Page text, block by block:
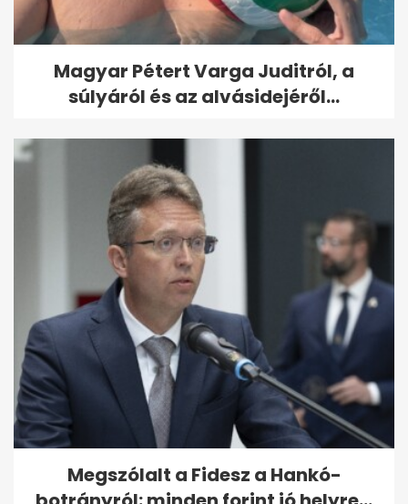
Magyar Pétert Varga Juditról, a
súlyáról és az alvásidejéről...
Megszólalt a Fidesz a Hankó-